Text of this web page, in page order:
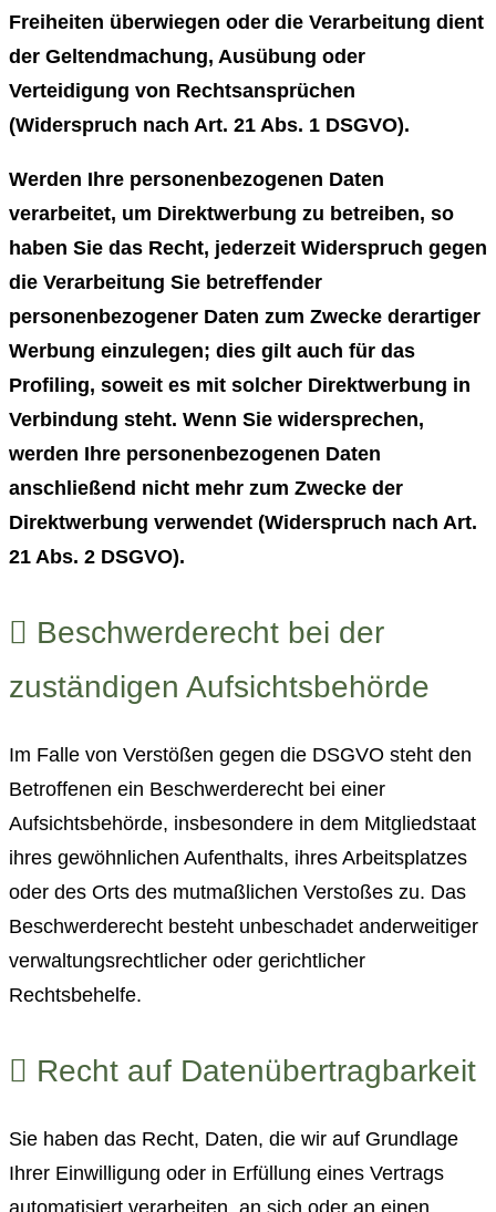
Freiheiten überwiegen oder die Verarbeitung dient
der Geltendmachung, Ausübung oder
Verteidigung von Rechtsansprüchen
(Widerspruch nach Art. 21 Abs. 1 DSGVO).
Werden Ihre personenbezogenen Daten
verarbeitet, um Direktwerbung zu betreiben, so
haben Sie das Recht, jederzeit Widerspruch gegen
die Verarbeitung Sie betreffender
personenbezogener Daten zum Zwecke derartiger
Werbung einzulegen; dies gilt auch für das
Profiling, soweit es mit solcher Direktwerbung in
Verbindung steht. Wenn Sie widersprechen,
werden Ihre personenbezogenen Daten
anschließend nicht mehr zum Zwecke der
Direktwerbung verwendet (Widerspruch nach Art.
21 Abs. 2 DSGVO).
Beschwerderecht bei der
zuständigen Aufsichtsbehörde
Im Falle von Verstößen gegen die DSGVO steht den
Betroffenen ein Beschwerderecht bei einer
Aufsichtsbehörde, insbesondere in dem Mitgliedstaat
ihres gewöhnlichen Aufenthalts, ihres Arbeitsplatzes
oder des Orts des mutmaßlichen Verstoßes zu. Das
Beschwerderecht besteht unbeschadet anderweitiger
verwaltungsrechtlicher oder gerichtlicher
Rechtsbehelfe.
Recht auf Datenübertragbarkeit
Sie haben das Recht, Daten, die wir auf Grundlage
Ihrer Einwilligung oder in Erfüllung eines Vertrags
automatisiert verarbeiten, an sich oder an einen